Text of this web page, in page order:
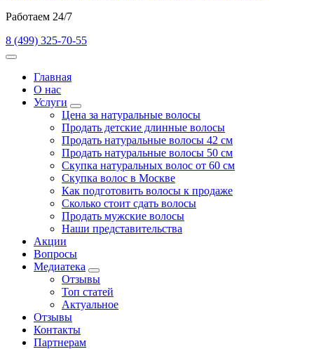
Работаем 24/7
8 (499) 325-70-55
Главная
О нас
Услуги
Цена за натуральные волосы
Продать детские длинные волосы
Продать натуральные волосы 42 см
Продать натуральные волосы 50 см
Скупка натуральных волос от 60 см
Скупка волос в Москве
Как подготовить волосы к продаже
Сколько стоит сдать волосы
Продать мужские волосы
Наши представительства
Акции
Вопросы
Медиатека
Отзывы
Топ статей
Актуальное
Отзывы
Контакты
Партнерам